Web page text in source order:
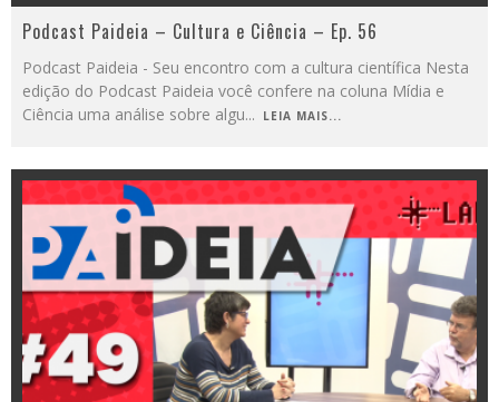
Podcast Paideia – Cultura e Ciência – Ep. 56
Podcast Paideia - Seu encontro com a cultura científica Nesta
edição do Podcast Paideia você confere na coluna Mídia e
Ciência uma análise sobre algu... LEIA MAIS...